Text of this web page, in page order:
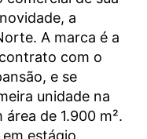
a
A marca é a
com o
e se
unidade na
de 1.900 m².